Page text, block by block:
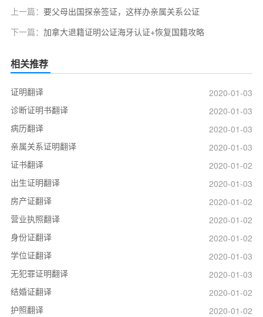
上一篇： 要父母出国探亲签证，这样办亲属关系公证
下一篇： 加拿大退籍证明公证海牙认证+恢复国籍攻略
相关推荐
证明翻译
2020-01-03
诊断证明书翻译
2020-01-03
病历翻译
2020-01-03
亲属关系证明翻译
2020-01-03
证书翻译
2020-01-02
出生证明翻译
2020-01-03
房产证翻译
2020-01-02
营业执照翻译
2020-01-02
身份证翻译
2020-01-02
学位证翻译
2020-01-03
无犯罪证明翻译
2020-01-03
结婚证翻译
2020-01-02
护照翻译
2020-01-02